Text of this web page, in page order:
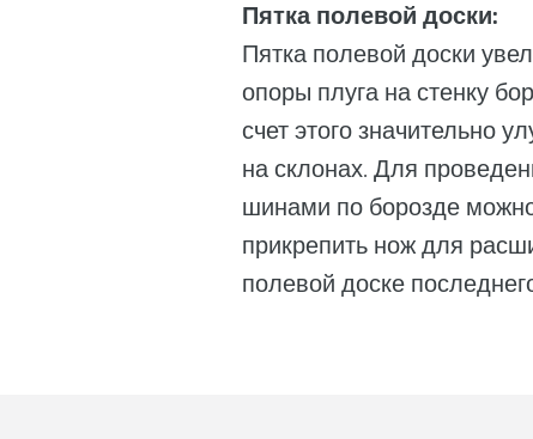
Пятка полевой доски:
Пятка полевой доски
опоры плуга на стенку
счет этого значительно
на склонах. Для
шинами по борозде
прикрепить нож для
полевой доске